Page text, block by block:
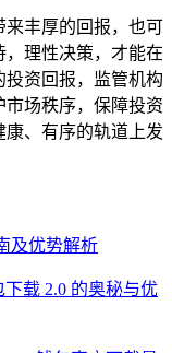
来丰厚的回报，也可
理性决策，才能在
资回报，监管机构
场秩序，保障投资
、有序的轨道上发
及优势解析
下载 2.0 的奥秘与优